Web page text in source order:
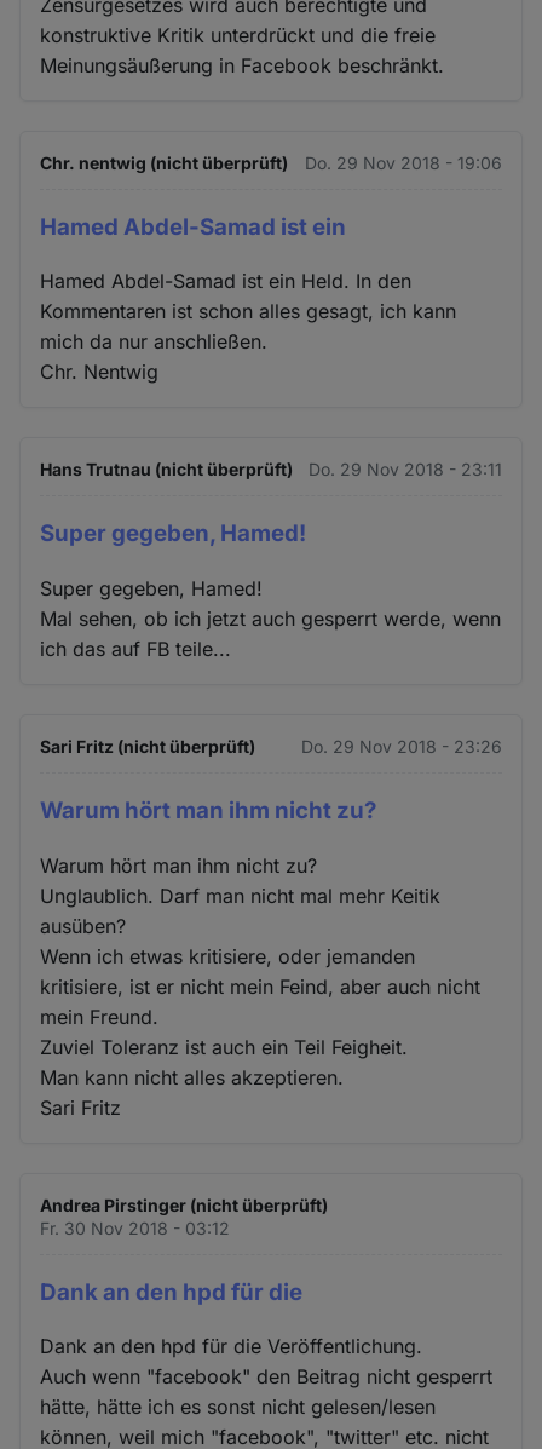
konstruktive Kritik unterdrückt und die freie
Meinungsäußerung in Facebook beschränkt.
Chr. nentwig (nicht überprüft) Do. 29 Nov 2018 - 19:06
Hamed Abdel-Samad ist ein
Hamed Abdel-Samad ist ein Held. In den
Kommentaren ist schon alles gesagt, ich kann
mich da nur anschließen.
Chr. Nentwig
Hans Trutnau (nicht überprüft) Do. 29 Nov 2018 - 23:11
Super gegeben, Hamed!
Super gegeben, Hamed!
Mal sehen, ob ich jetzt auch gesperrt werde, wenn
ich das auf FB teile...
Sari Fritz (nicht überprüft) Do. 29 Nov 2018 - 23:26
Warum hört man ihm nicht zu?
Warum hört man ihm nicht zu?
Unglaublich. Darf man nicht mal mehr Keitik
ausüben?
Wenn ich etwas kritisiere, oder jemanden
kritisiere, ist er nicht mein Feind, aber auch nicht
mein Freund.
Zuviel Toleranz ist auch ein Teil Feigheit.
Man kann nicht alles akzeptieren.
Sari Fritz
Andrea Pirstinger (nicht überprüft)
Fr. 30 Nov 2018 - 03:12
Dank an den hpd für die
Dank an den hpd für die Veröffentlichung.
Auch wenn "facebook" den Beitrag nicht gesperrt
hätte, hätte ich es sonst nicht gelesen/lesen
können, weil mich "facebook", "twitter" etc. nicht